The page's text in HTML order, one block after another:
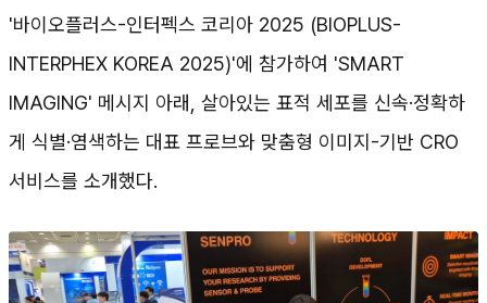
'바이오플러스-인터펙스 코리아 2025 (BIOPLUS-
INTERPHEX KOREA 2025)'에 참가하여 'SMART
IMAGING' 메시지 아래, 살아있는 표적 세포를 신속·정확하
게 식별·염색하는 대표 프로브와 맞춤형 이미지-기반 CRO
서비스를 소개했다.